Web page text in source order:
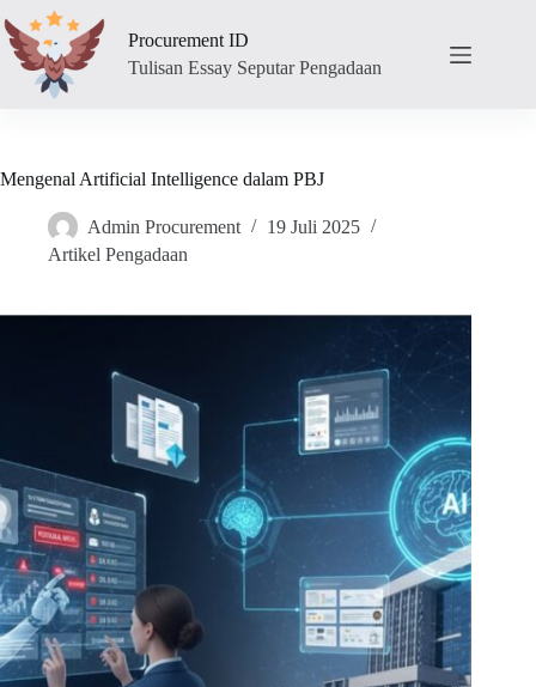
to
content
Procurement ID
Tulisan Essay Seputar Pengadaan
Mengenal Artificial Intelligence dalam PBJ
Admin Procurement
19 Juli 2025
Artikel Pengadaan